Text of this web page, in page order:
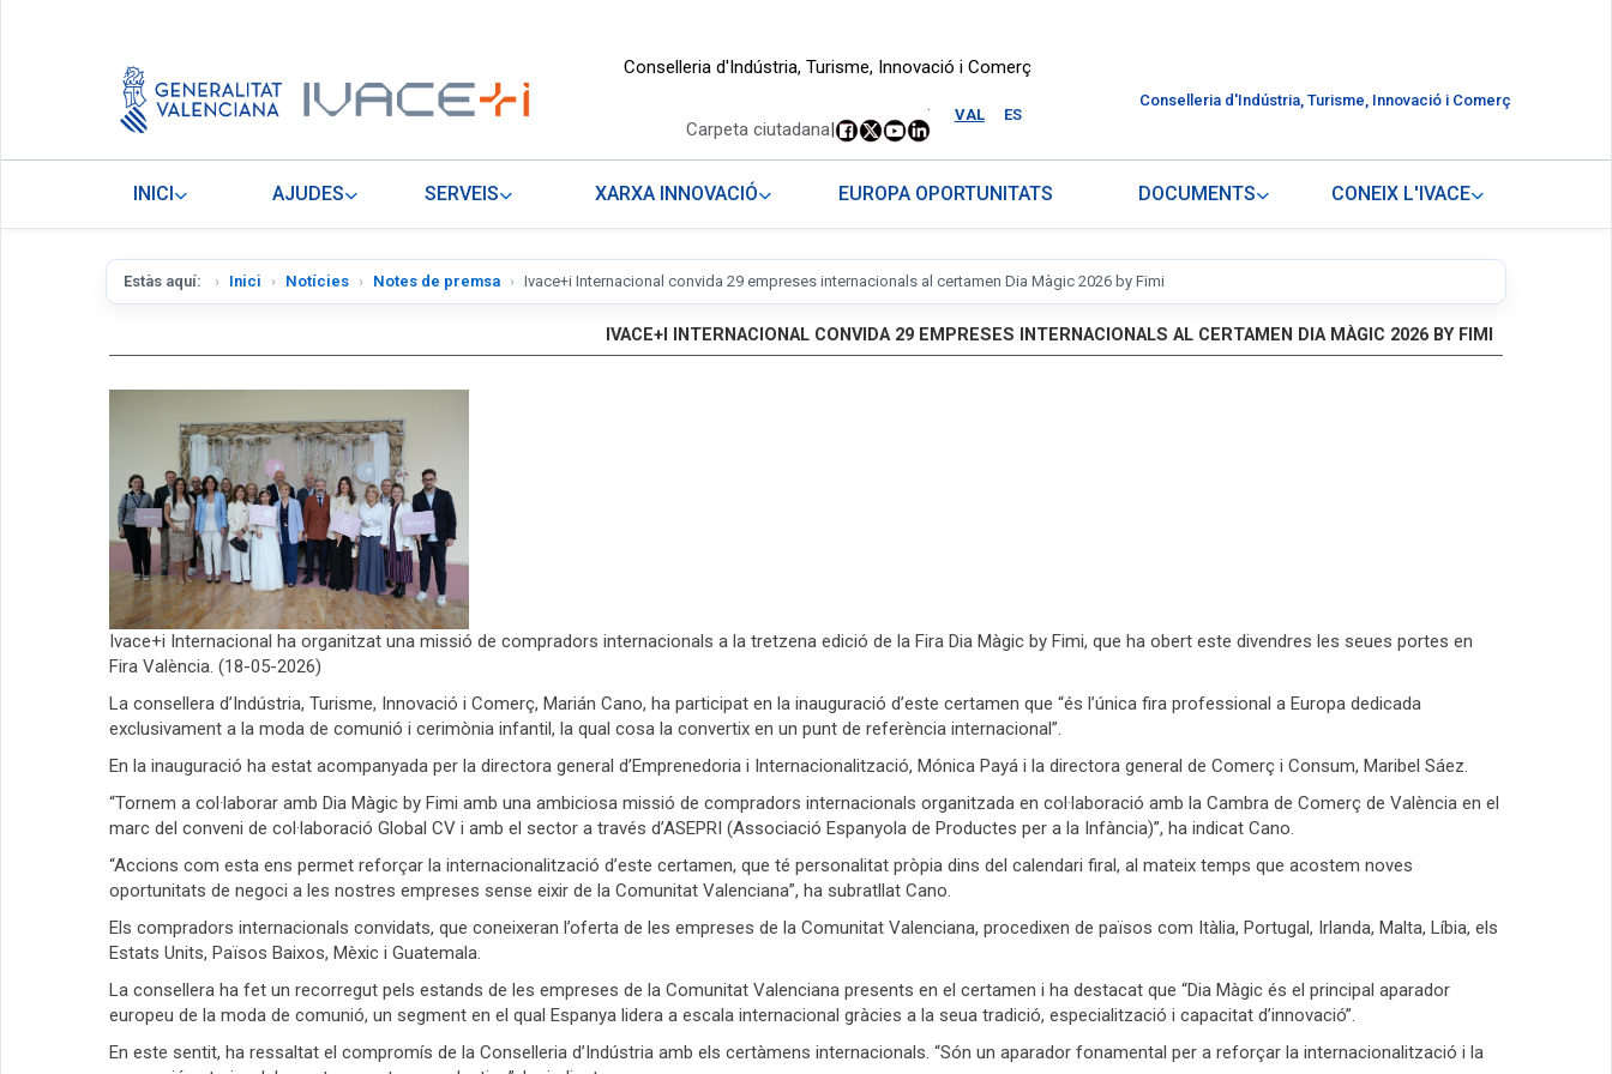
Conselleria d'Indústria, Turisme, Innovació i Comerç
VAL ES
.
Carpeta ciutadana|
Conselleria d'Indústria, Turisme, Innovació i Comerç
INICI AJUDES SERVEIS XARXA INNOVACIÓ EUROPA OPORTUNITATS DOCUMENTS CONEIX L'IVACE
Estàs aquí: Inici Notícies Notes de premsa Ivace+i Internacional convida 29 empreses internacionals al certamen Dia Màgic 2026 by Fimi
IVACE+I INTERNACIONAL CONVIDA 29 EMPRESES INTERNACIONALS AL CERTAMEN DIA MÀGIC 2026 BY FIMI
Ivace+i Internacional ha organitzat una missió de compradors internacionals a la tretzena edició de la Fira Dia Màgic by Fimi, que ha obert este divendres les seues portes en
Fira València. (18-05-2026)
La consellera d’Indústria, Turisme, Innovació i Comerç, Marián Cano, ha participat en la inauguració d’este certamen que “és l’única fira professional a Europa dedicada
exclusivament a la moda de comunió i cerimònia infantil, la qual cosa la convertix en un punt de referència internacional”.
En la inauguració ha estat acompanyada per la directora general d’Emprenedoria i Internacionalització, Mónica Payá i la directora general de Comerç i Consum, Maribel Sáez.
“Tornem a col·laborar amb Dia Màgic by Fimi amb una ambiciosa missió de compradors internacionals organitzada en col·laboració amb la Cambra de Comerç de València en el
marc del conveni de col·laboració Global CV i amb el sector a través d’ASEPRI (Associació Espanyola de Productes per a la Infància)”, ha indicat Cano.
“Accions com esta ens permet reforçar la internacionalització d’este certamen, que té personalitat pròpia dins del calendari firal, al mateix temps que acostem noves
oportunitats de negoci a les nostres empreses sense eixir de la Comunitat Valenciana”, ha subratllat Cano.
Els compradors internacionals convidats, que coneixeran l’oferta de les empreses de la Comunitat Valenciana, procedixen de països com Itàlia, Portugal, Irlanda, Malta, Líbia, els
Estats Units, Països Baixos, Mèxic i Guatemala.
La consellera ha fet un recorregut pels estands de les empreses de la Comunitat Valenciana presents en el certamen i ha destacat que “Dia Màgic és el principal aparador
europeu de la moda de comunió, un segment en el qual Espanya lidera a escala internacional gràcies a la seua tradició, especialització i capacitat d’innovació”.
En este sentit, ha ressaltat el compromís de la Conselleria d’Indústria amb els certàmens internacionals. “Són un aparador fonamental per a reforçar la internacionalització i la